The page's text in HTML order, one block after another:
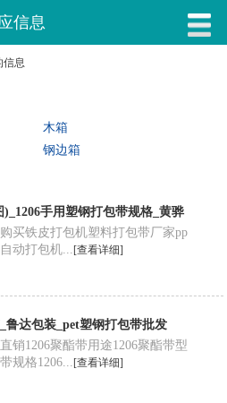
信息
信息
木箱
钢边箱
)_1206手用塑钢打包带规格_黄骅
买铁皮打包机塑料打包带厂家pp
动打包机...[查看详细]
鲁达包装_pet塑钢打包带批发
销1206聚酯带用途1206聚酯带型
规格1206...[查看详细]